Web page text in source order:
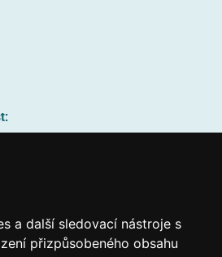
a další sledovací nástroje s
přizpůsobeného obsahu